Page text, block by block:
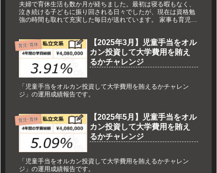
夫婦で育休生活も数か月が経ちました。最初は寝る暇もなく、
泣き続ける子どもに振り回される日々でしたが、現在は資格勉
強の時間も取れて充実した毎日が送れています。 家事も育児も
育児･育休
【2025年3月】児童手当をオル
カン投資して大学費用を賄え
るかチャレンジ
「児童手当をオルカン投資して大学費用を賄えるかチャレン
ジ」の運用成績報告です。
育児･育休
【2025年5月】児童手当をオル
カン投資して大学費用を賄え
るかチャレンジ
「児童手当をオルカン投資して大学費用を賄えるかチャレン
ジ」の運用成績報告です。